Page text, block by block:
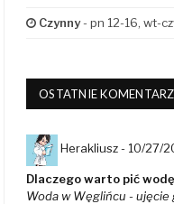
Czynny- pn 12-16, wt-
OSTATNIE
Herakliusz - 10/27/
Dlaczego warto pić
Woda w Węglińcu - ujęcie